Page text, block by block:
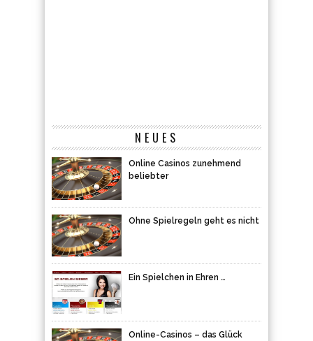
NEUES
Online Casinos zunehmend
beliebter
Ohne Spielregeln geht es nicht
Ein Spielchen in Ehren …
Online-Casinos – das Glück